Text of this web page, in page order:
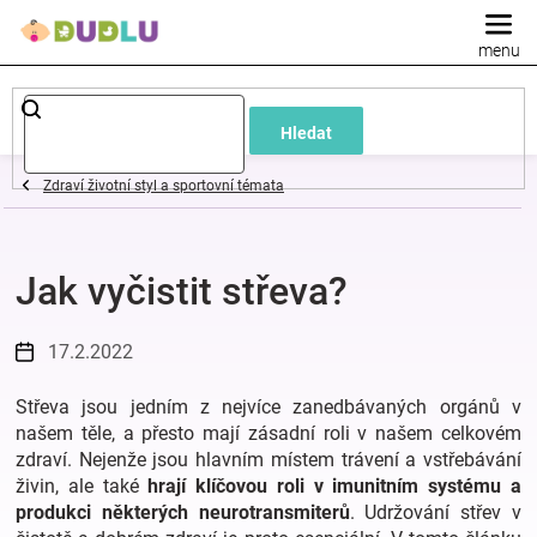
Hledat
Dětské
a
oblečení
Pokojíček
a
kojenecká
Zdraví životní styl a sportovní témata
Jak vyčistit střeva?
17.2.2022
Střeva jsou jedním z nejvíce zanedbávaných orgánů v
našem těle, a přesto mají zásadní roli v našem celkovém
zdraví. Nejenže jsou hlavním místem trávení a vstřebávání
živin, ale takéhrají klíčovou roli v imunitním systému a
produkci některých neurotransmiterů. Udržování střev v